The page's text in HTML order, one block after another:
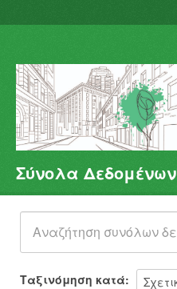
Σύνολα Δεδομένων
Φορείς
Ομάδες
Σχετικά
Σύνολα Δεδομένων
Ταξινόμηση κατά